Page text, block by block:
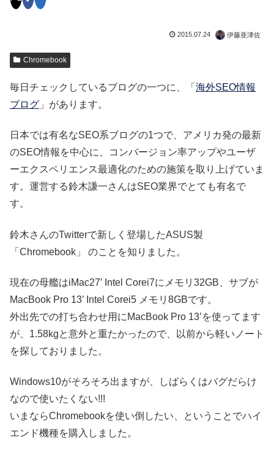
2015.07.24 伊藤亜津佐
Chromebook
毎日チェックしているブログの一つに、「 海外SEO情報
ブログ 」があります。
日本では有名なSEO系ブログの1つで、アメリカ発の最新
のSEO情報を中心に、コンバージョン率アップやユーザ
ーエクスペリエンス最適化のための施策を取り上げていま
す。運営する鈴木謙一さんはSEO業界でとても有名で
す。
鈴木さんのTwitterで新しく登場したASUS製
「Chromebook」 のことを知りました。
現在の母艦はiMac27′ Intel Corei7にメモリ32GB、サブが
MacBook Pro 13’ Intel Corei5 メモリ8GBです。
外出先での打ち合わせ用にMacBook Pro 13’を使ってます
が、1.58kgと意外と重たかったので、以前から軽いノート
を探しておりました。
Windows10がそろそろ出ますが、しばらくはバグだらけ
なので使いたくない!!!
いまならChromebookを使い倒したい、ということでハイ
エンド機種を購入しました。